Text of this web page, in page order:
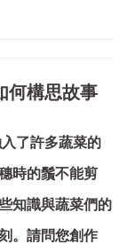
何構思故事
了許多蔬菜的
時的鬚不能剪
知識與蔬菜們的
。請問您創作